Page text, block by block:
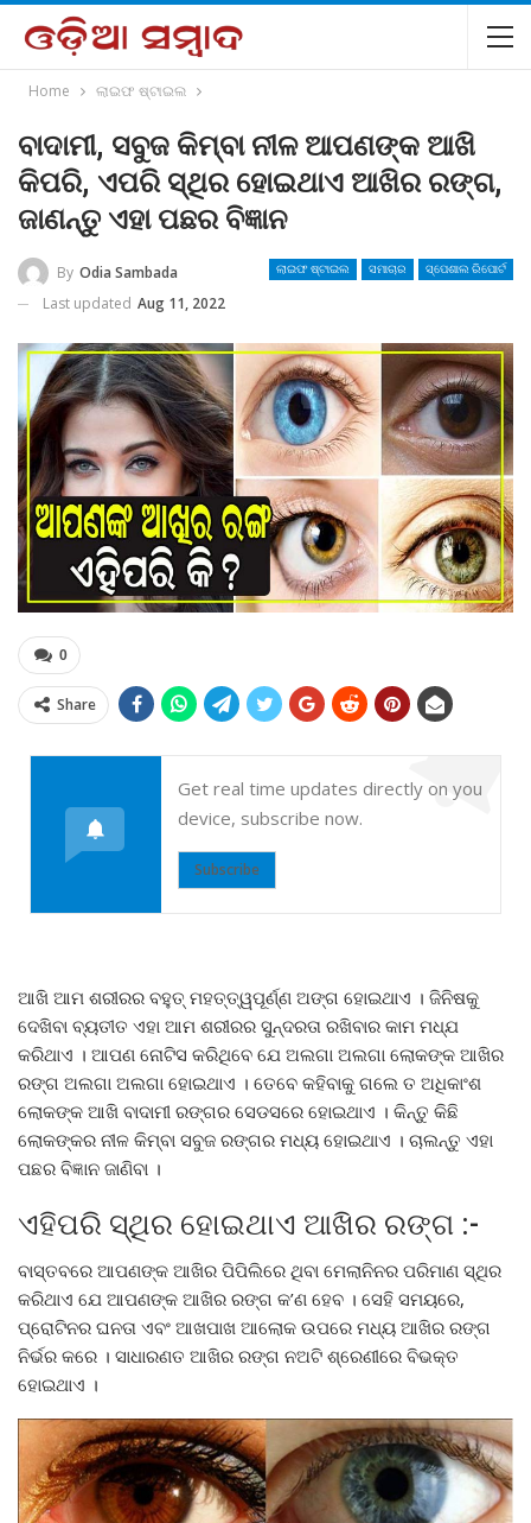
Home ଲାଇଫ ଷ୍ଟାଇଲ
ବାଦାମୀ, ସବୁଜ କିମ୍ବା ନୀଳ ଆପଣଙ୍କ ଆଖି
କିପରି, ଏପରି ସ୍ଥିର ହୋଇଥାଏ ଆଖିର ରଙ୍ଗ,
ଜାଣନ୍ତୁ ଏହା ପଛର ବିଜ୍ଞାନ
ଲାଇଫ ଷ୍ଟାଇଲ ସମାଚାର ସ୍ପେଶାଲ ରିପୋର୍ଟ
By Odia Sambada
Last updated Aug 11, 2022
0
Share
Get real time updates directly on you
device, subscribe now.
Subscribe
ଆଖି ଆମ ଶରୀରର ବହୁତ୍ ମହତ୍ତ୍ୱପୂର୍ଣ୍ଣ ଅଙ୍ଗ ହୋଇଥାଏ । ଜିନିଷକୁ
ଦେଖିବା ବ୍ୟତୀତ ଏହା ଆମ ଶରୀରର ସୁନ୍ଦରତା ରଖିବାର କାମ ମଧ୍ଯ
କରିଥାଏ । ଆପଣ ନୋଟିସ କରିଥିବେ ଯେ ଅଲଗା ଅଲଗା ଲୋକଙ୍କ ଆଖିର
ରଙ୍ଗ ଅଲଗା ଅଲଗା ହୋଇଥାଏ । ତେବେ କହିବାକୁ ଗଲେ ତ ଅଧିକାଂଶ
ଲୋକଙ୍କ ଆଖି ବାଦାମୀ ରଙ୍ଗର ସେଡସରେ ହୋଇଥାଏ । କିନ୍ତୁ କିଛି
ଲୋକଙ୍କର ନୀଳ କିମ୍ବା ସବୁଜ ରଙ୍ଗର ମଧ୍ୟ ହୋଇଥାଏ । ଚାଲନ୍ତୁ ଏହା
ପଛର ବିଜ୍ଞାନ ଜାଣିବା ।
ଏହିପରି ସ୍ଥିର ହୋଇଥାଏ ଆଖିର ରଙ୍ଗ :-
ବାସ୍ତବରେ ଆପଣଙ୍କ ଆଖିର ପିପିଲିରେ ଥିବା ମେଲାନିନର ପରିମାଣ ସ୍ଥିର
କରିଥାଏ ଯେ ଆପଣଙ୍କ ଆଖିର ରଙ୍ଗ କ’ଣ ହେବ । ସେହି ସମୟରେ,
ପ୍ରୋଟିନର ଘନତା ଏବଂ ଆଖପାଖ ଆଲୋକ ଉପରେ ମଧ୍ୟ ଆଖିର ରଙ୍ଗ
ନିର୍ଭର କରେ । ସାଧାରଣତ ଆଖିର ରଙ୍ଗ ନଅଟି ଶ୍ରେଣୀରେ ବିଭକ୍ତ
ହୋଇଥାଏ ।